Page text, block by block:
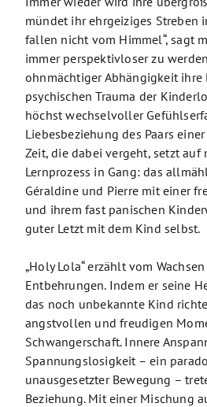
mündet ihr ehrgeiziges Streben
fallen nicht vom Himmel“, sagt
immer perspektivloser zu
ohnmächtiger Abhängigkeit ihre
psychischen Trauma der
höchst wechselvoller
Liebesbeziehung des Paars
Zeit, die dabei vergeht, setzt auf
Lernprozess in Gang: das
Géraldine und Pierre mit einer
und ihrem fast panischen
guter Letzt mit dem Kind selbst.
„Holy Lola“ erzählt vom
Entbehrungen. Indem er seine
das noch unbekannte Kind
angstvollen und freudigen
Schwangerschaft. Innere
Spannungslosigkeit – ein
unausgesetzter Bewegung –
Beziehung. Mit einer Mischung